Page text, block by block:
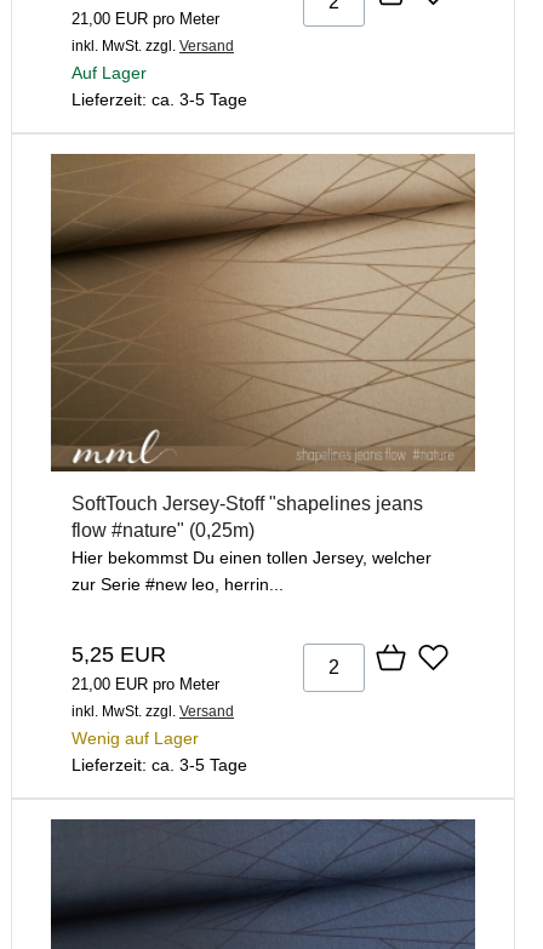
21,00 EUR pro Meter
inkl. MwSt. zzgl. Versand
Auf Lager
Lieferzeit: ca. 3-5 Tage
SoftTouch Jersey-Stoff "shapelines jeans
flow #nature" (0,25m)
Hier bekommst Du einen tollen Jersey, welcher
zur Serie #new leo, herrin...
5,25 EUR
21,00 EUR pro Meter
inkl. MwSt. zzgl. Versand
Wenig auf Lager
Lieferzeit: ca. 3-5 Tage